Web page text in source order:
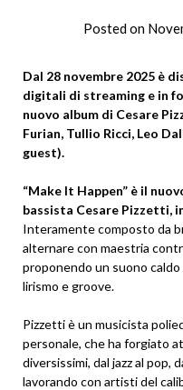
Posted on
Dal 28 novembre 2025 è
digitali di streaming e in
nuovo album di Cesare
Furian, Tullio Ricci, Leo
guest).
“Make It Happen” è il
bassista Cesare Pizzetti,
Interamente composto da
alternare con maestria
proponendo un suono
lirismo e groove.
Pizzetti è un musicista
personale, che ha forgiato
diversissimi, dal jazz al pop,
lavorando con artisti del